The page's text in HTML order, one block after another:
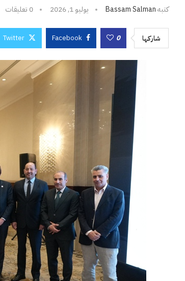
كتبهBassam Salman يوليو 1, 2026 0 تعليقات
شاركها 0
Facebook
Twitter